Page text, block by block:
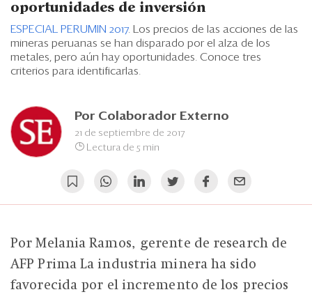
Eventos
Blogs
Ranking CEO
Edición Impresa
oportunidades de inversión
ESPECIAL PERUMIN 2017. Los precios de las acciones de las
mineras peruanas se han disparado por el alza de los
metales, pero aún hay oportunidades. Conoce tres
criterios para identificarlas.
Por Colaborador Externo
21 de septiembre de 2017
Lectura de 5 min
Por Melania Ramos, gerente de research de
AFP Prima La industria minera ha sido
favorecida por el incremento de los precios